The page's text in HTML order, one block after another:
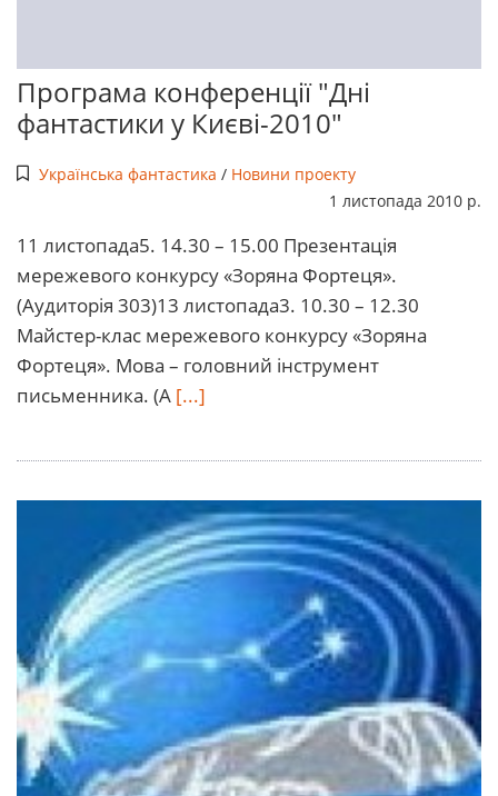
Програма конференції "Дні
фантастики у Києві-2010"
Українська фантастика / Новини проекту
1 листопада 2010 р.
11 листопада5. 14.30 – 15.00 Презентація
мережевого конкурсу «Зоряна Фортеця».
(Аудиторія 303)13 листопада3. 10.30 – 12.30
Майстер-клас мережевого конкурсу «Зоряна
Фортеця». Мова – головний інструмент
письменника. (А [...]